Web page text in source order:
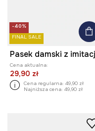
-40%
FINAL SALE
Cena aktualna:
29,90 zł
Cena regularna: 49,90 zł
Najniższa cena: 49,90 zł